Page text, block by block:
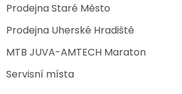
Prodejna Staré Město
Prodejna Uherské Hradiště
MTB JUVA-AMTECH Maraton
Servisní místa